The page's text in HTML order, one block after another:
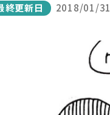
終更新日 2018/01/31